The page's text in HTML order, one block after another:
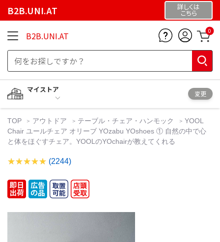
B2B.UNI.AT 詳しくは
こちら
B2B.UNI.AT 0
マイストア
変更
TOP アウトドア テーブル・チェア・ハンモック
YOOL
Chair ユールチェア オリーブ YOzabu YOshoes ① 自然の中で心
と体をほぐすチェア。YOOLのYOchairが教えてくれる
(2244)